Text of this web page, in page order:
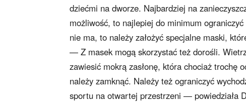
dziećmi na dworze. Najbardziej na
możliwość, to najlepiej do minimum
nie ma, to należy założyć specjalne maski,
— Z masek mogą skorzystać też dorośli.
zawiesić mokrą zasłonę, która chociaż trochę
należy zamknąć. Należy też ograniczyć
sportu na otwartej przestrzeni — powiedziała